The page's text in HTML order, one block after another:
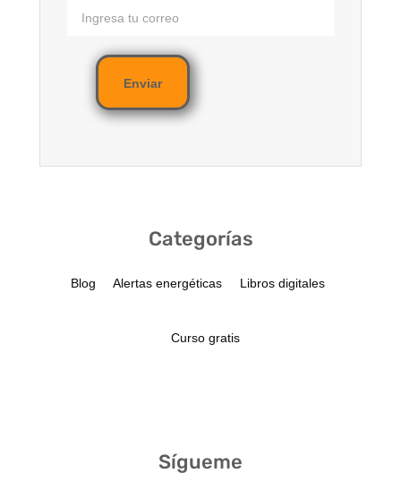
Enviar
Categorías
Blog Alertas energéticas Libros digitales
Curso gratis
Sígueme